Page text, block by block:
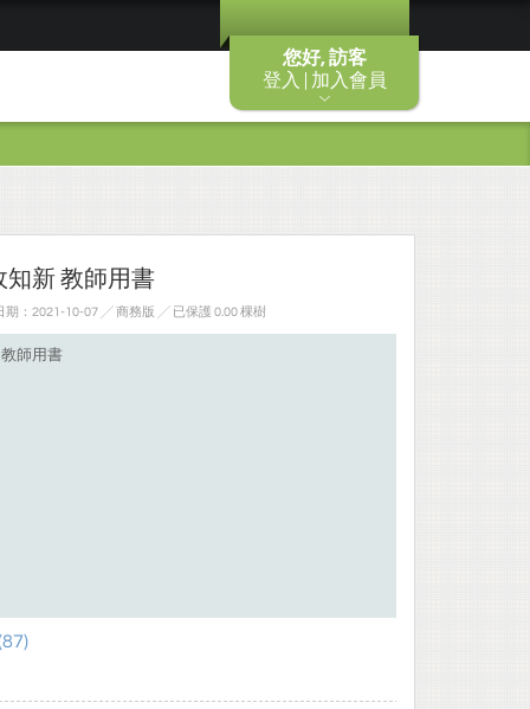
您好, 訪客
登入 | 加入會員
新 教師用書
：2021-10-07 ╱ 商務版 ╱ 已保護 0.00 棵樹
師用書